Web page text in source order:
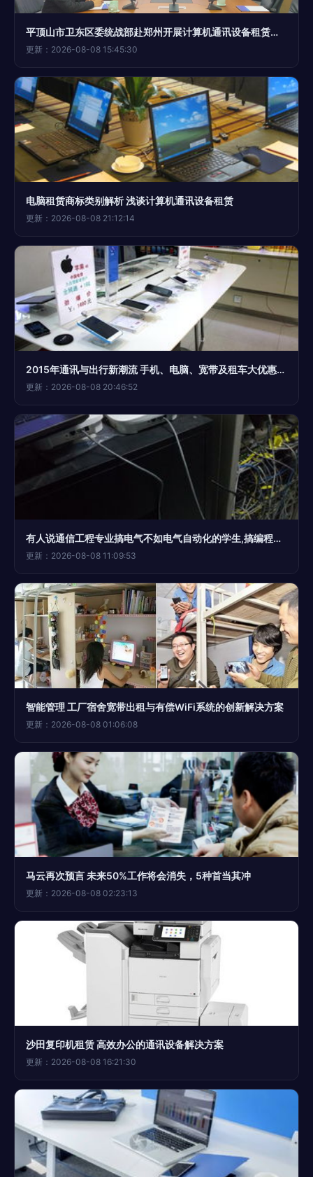
平顶山市卫东区委统战部赴郑州开展计算机通讯设备租赁招商考察
更新：2026-08-08 15:45:30
电脑租赁商标类别解析 浅谈计算机通讯设备租赁
更新：2026-08-08 21:12:14
2015年通讯与出行新潮流 手机、电脑、宽带及租车大优惠，租赁模式受热捧
更新：2026-08-08 20:46:52
有人说通信工程专业搞电气不如电气自动化的学生,搞编程不如计算机专业的学生 它的地位比较尴尬 对么
更新：2026-08-08 11:09:53
智能管理 工厂宿舍宽带出租与有偿WiFi系统的创新解决方案
更新：2026-08-08 01:06:08
马云再次预言 未来50%工作将会消失，5种首当其冲
更新：2026-08-08 02:23:13
沙田复印机租赁 高效办公的通讯设备解决方案
更新：2026-08-08 16:21:30